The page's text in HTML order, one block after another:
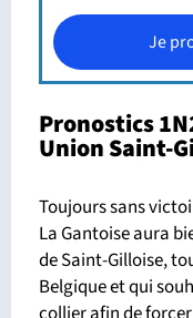
Je
Pronostics
Union Saint-
Toujours sans
La Gantoise aura
de Saint-Gilloise,
Belgique et qui